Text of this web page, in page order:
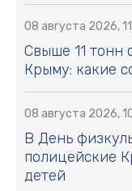
08 августа 2026,
Свыше 11 тонн
Крыму: какие
08 августа 2026,
В День
полицейские
детей